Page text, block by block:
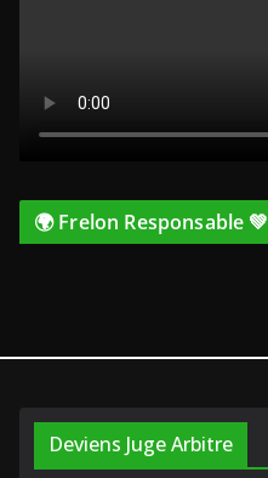
🌍 Frelon Responsable 💚
Deviens Juge Arbitre